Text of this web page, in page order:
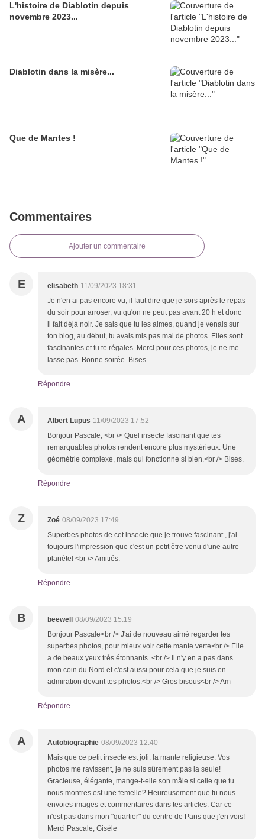
L'histoire de Diablotin depuis
novembre 2023...
Diablotin dans la misère...
Que de Mantes !
Commentaires
Ajouter un commentaire
E elisabeth 11/09/2023 18:31
Je n'en ai pas encore vu, il faut dire que je sors après le repas
du soir pour arroser, vu qu'on ne peut pas avant 20 h et donc
il fait déjà noir. Je sais que tu les aimes, quand je venais sur
ton blog, au début, tu avais mis pas mal de photos. Elles sont
fascinantes et tu te régales. Merci pour ces photos, je ne me
lasse pas. Bonne soirée. Bises.
Répondre
A Albert Lupus 11/09/2023 17:52
Bonjour Pascale, <br /> Quel insecte fascinant que tes
remarquables photos rendent encore plus mystérieux. Une
géométrie complexe, mais qui fonctionne si bien.<br /> Bises.
Répondre
Z Zoé 08/09/2023 17:49
Superbes photos de cet insecte que je trouve fascinant , j'ai
toujours l'impression que c'est un petit être venu d'une autre
planète! <br /> Amitiés.
Répondre
B beewell
08/09/2023 15:19
Bonjour Pascale<br /> J'ai de nouveau aimé regarder tes
superbes photos, pour mieux voir cette mante verte<br /> Elle
a de beaux yeux très étonnants. <br /> Il n'y en a pas dans
mon coin du Nord et c'est aussi pour cela que je suis en
admiration devant tes photos.<br /> Gros bisous<br /> Am
Répondre
A Autobiographie 08/09/2023 12:40
Mais que ce petit insecte est joli: la mante religieuse. Vos
photos me ravissent, je ne suis sûrement pas la seule!
Gracieuse, élégante, mange-t-elle son mâle si celle que tu
nous montres est une femelle? Heureusement que tu nous
envoies images et commentaires dans tes articles. Car ce
n'est pas dans mon "quartier" du centre de Paris que j'en vois!
Merci Pascale, Gisèle